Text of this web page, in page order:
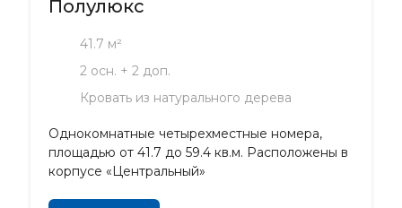
Полулюкс
41.7 м²
2 осн. + 2 доп.
Кровать из натурального дерева
Однокомнатные четырехместные номера,
площадью от 41.7 до 59.4 кв.м. Расположены в
корпусе «Центральный»